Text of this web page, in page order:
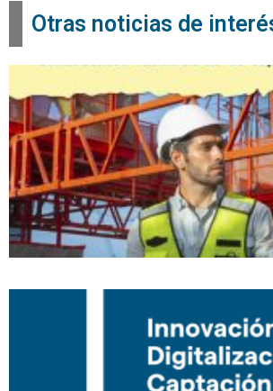
Otras noticias de